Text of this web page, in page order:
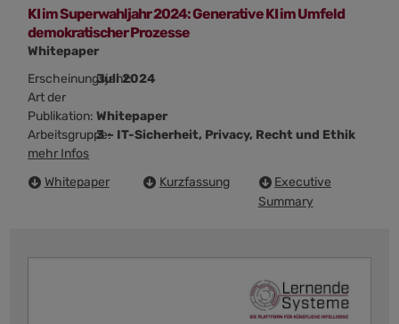
KI im Superwahljahr 2024: Generative KI im Umfeld
demokratischer Prozesse
Whitepaper
Erscheinungsjahr:
Juli 2024
Art der
Publikation: Whitepaper
Arbeitsgruppe:3 – IT-Sicherheit, Privacy, Recht und Ethik
mehr Infos
Whitepaper
Kurzfassung
Executive
Summary